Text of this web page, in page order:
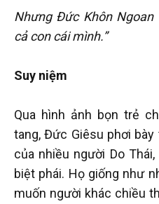
Nhưng Đức Khôn
cả con cái mình.”
Suy niệm
Qua hình ảnh bọn trẻ
tang, Đức Giêsu phơi
của nhiều người Do
biệt phái. Họ giống như
muốn người khác chiều